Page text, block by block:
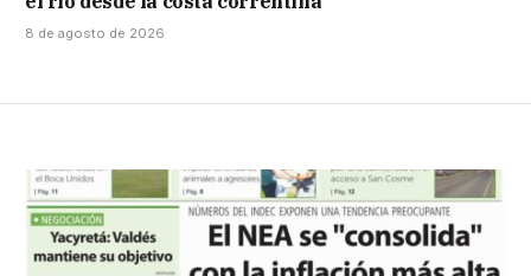
8 de agosto de 2026